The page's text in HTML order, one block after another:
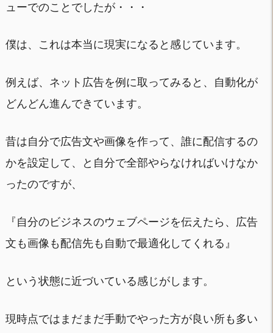
ューでのことでしたが・・・
僕は、これは本当に現実になると感じています。
例えば、ネット広告を例に取ってみると、自動化が
どんどん進んできています。
昔は自分で広告文や画像を作って、誰に配信するの
かを設定して、と自分で全部やらなければいけなか
ったのですが、
『自分のビジネスのウェブページを伝えたら、広告
文も画像も配信先も自動で最適化してくれる』
という状態に近づいている感じがします。
現時点ではまだまだ手動でやった方が良い所も多い